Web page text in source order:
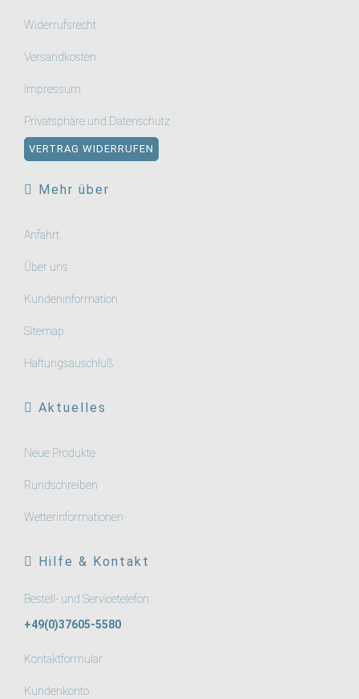
Widerrufsrecht
Versandkosten
Impressum
Privatsphäre und Datenschutz
VERTRAG WIDERRUFEN
Mehr über
Anfahrt
Über uns
Kundeninformation
Sitemap
Haftungsauschluß
Aktuelles
Neue Produkte
Rundschreiben
Wetterinformationen
Hilfe & Kontakt
Bestell- und Servicetelefon:
+49(0)37605-5580
Kontaktformular
Kundenkonto